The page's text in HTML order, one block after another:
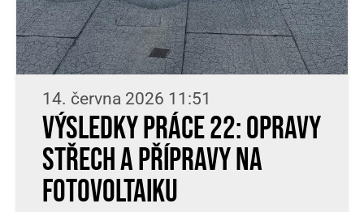
14. června 2026 11:51
Výsledky práce 22: Opravy
střech a přípravy na
fotovoltaiku